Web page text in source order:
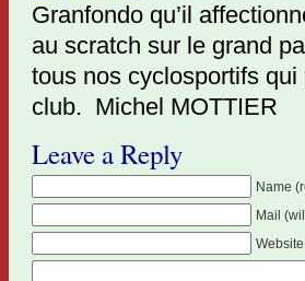
Granfondo qu’il
au scratch sur le grand
tous nos cyclosportifs
club. Michel MOTTIER
Leave a Reply
Name
Mail
Website